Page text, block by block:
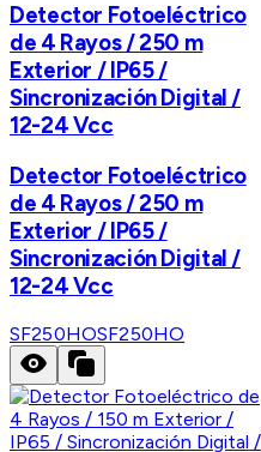
Detector Fotoeléctrico
de 4 Rayos / 250 m
Exterior / IP65 /
Sincronización Digital /
12-24 Vcc
Detector Fotoeléctrico
de 4 Rayos / 250 m
Exterior / IP65 /
Sincronización Digital /
12-24 Vcc
SF250HOSF250HO